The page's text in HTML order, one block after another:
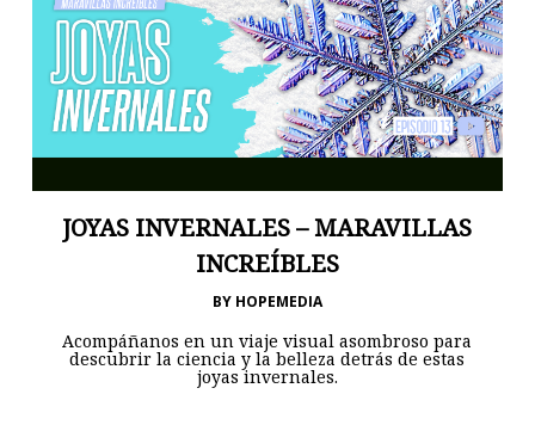
JOYAS INVERNALES – MARAVILLAS
INCREÍBLES
BY HOPEMEDIA
Acompáñanos en un viaje visual asombroso para
descubrir la ciencia y la belleza detrás de estas
joyas invernales.